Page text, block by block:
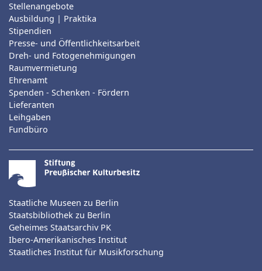
Stellenangebote
Ausbildung | Praktika
Stipendien
Presse- und Öffentlichkeitsarbeit
Dreh- und Fotogenehmigungen
Raumvermietung
Ehrenamt
Spenden - Schenken - Fördern
Lieferanten
Leihgaben
Fundbüro
Staatliche Museen zu Berlin
Staatsbibliothek zu Berlin
Geheimes Staatsarchiv PK
Ibero-Amerikanisches Institut
Staatliches Institut für Musikforschung